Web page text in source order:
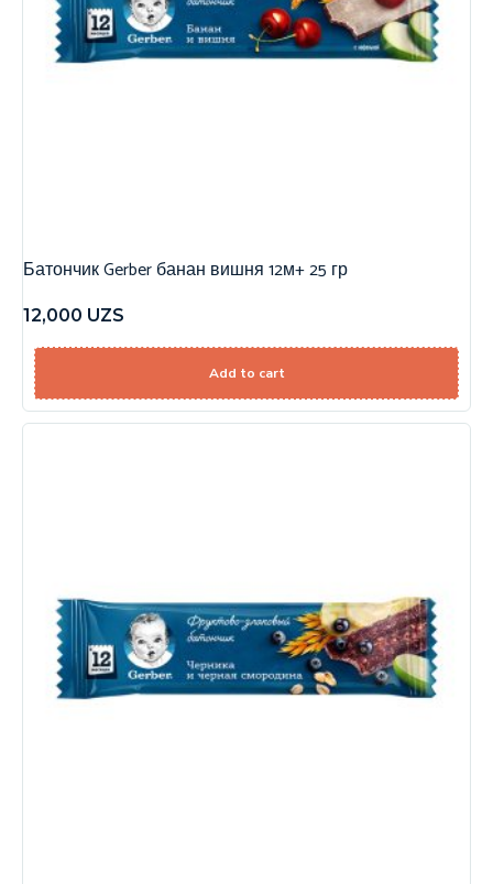
Батончик Gerber банан вишня 12м+ 25 гр
12,000 UZS
Add to cart